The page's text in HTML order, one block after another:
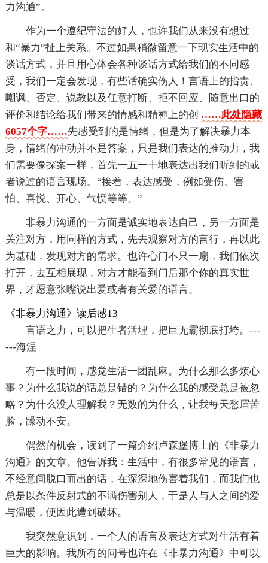
力沟通”。
作为一个遵纪守法的好人，也许我们从来没有想过
和“暴力”扯上关系。不过如果稍微留意一下现实生活中的
谈话方式，并且用心体会各种谈话方式给我们的不同感
受，我们一定会发现，有些话确实伤人！言语上的指责、
嘲讽、否定、说教以及任意打断、拒不回应、随意出口的
评价和结论给我们带来的情感和精神上的创 ……此处隐藏
6057个字……先感受到的是情绪，但是为了解决暴力本
身，情绪的冲动并不是答案，只是我们表达的推动力，我
们需要像探案一样，首先一五一十地表达出我们听到的或
者说过的语言现场。“接着，表达感受，例如受伤、害
怕、喜悦、开心、气愤等等。”
非暴力沟通的一方面是诚实地表达自己，另一方面是
关注对方，用同样的方式，先去观察对方的言行，再以此
为基础，发现对方的需求。也许心门不只一扇，我们依次
打开，去互相展现，对方才能看到门后那个你的真实世
界，才愿意张嘴说出爱或者有关爱的语言。
《非暴力沟通》读后感13
言语之力，可以把生者活埋，把巨无霸彻底打垮。---
---海涅
有一段时间，感觉生活一团乱麻。为什么那么多烦心
事？为什么我说的话总是错的？为什么我的感受总是被忽
略？为什么没人理解我？无数的为什么，让我每天愁眉苦
脸，躁动不安。
偶然的机会，读到了一篇介绍卢森堡博士的《非暴力
沟通》的文章。他告诉我：生活中，有很多常见的语言，
不经意间脱口而出的话，在深深地伤害着我们，而我们也
总是以条件反射式的不满伤害别人，于是人与人之间的爱
与温暖，便因此遭到破坏。
我突然意识到，一个人的语言及表达方式对生活有着
巨大的影响。我所有的问号也许在《非暴力沟通》中可以